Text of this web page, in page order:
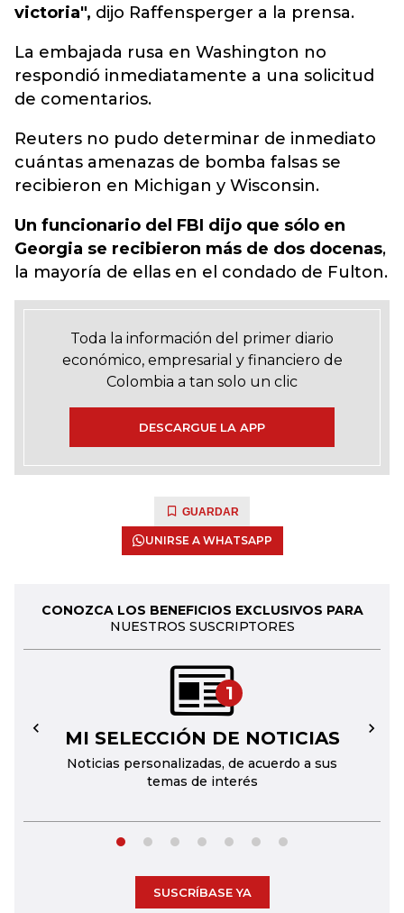
victoria", dijo Raffensperger a la prensa.
La embajada rusa en Washington no
respondió inmediatamente a una solicitud
de comentarios.
Reuters no pudo determinar de inmediato
cuántas amenazas de bomba falsas se
recibieron en Michigan y Wisconsin.
Un funcionario del FBI dijo que sólo en
Georgia se recibieron más de dos docenas,
la mayoría de ellas en el condado de Fulton.
Toda la información del primer diario
económico, empresarial y financiero de
Colombia a tan solo un clic
DESCARGUE LA APP
GUARDAR
UNIRSE A WHATSAPP
CONOZCA LOS BENEFICIOS EXCLUSIVOS PARA
NUESTROS SUSCRIPTORES
1
MI SELECCIÓN DE NOTICIAS
Noticias personalizadas, de acuerdo a sus
temas de interés
← →
SUSCRÍBASE YA